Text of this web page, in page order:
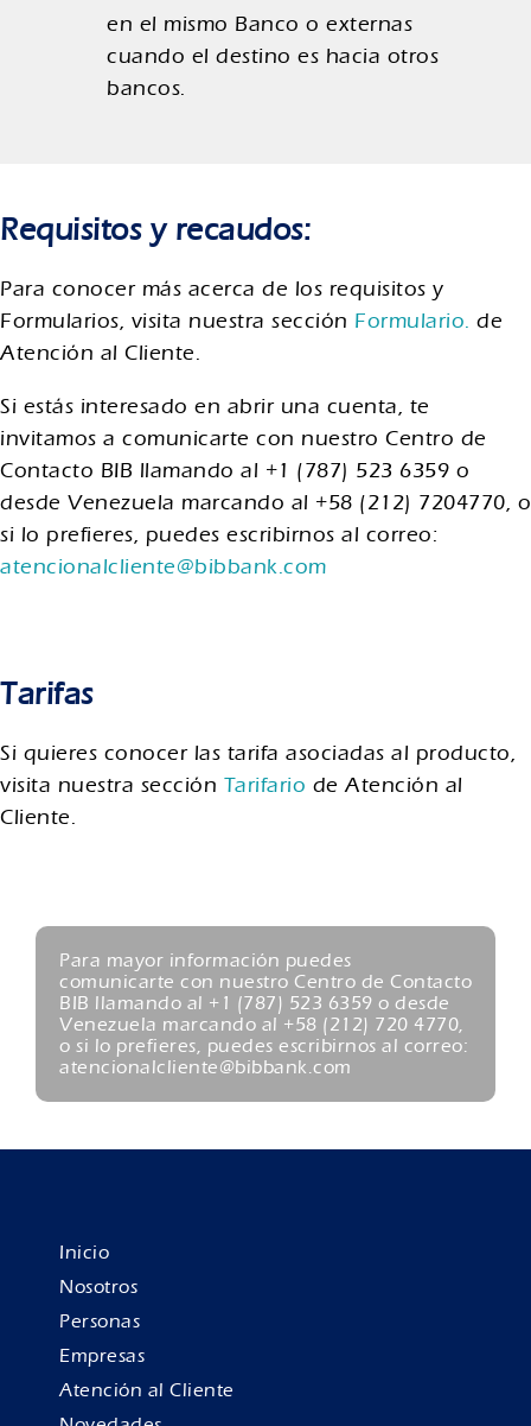
en el mismo Banco o externas
cuando el destino es hacia otros
bancos.
Requisitos y recaudos:
Para conocer más acerca de los requisitos y
Formularios, visita nuestra sección Formulario. de
Atención al Cliente.
Si estás interesado en abrir una cuenta, te
invitamos a comunicarte con nuestro Centro de
Contacto BIB llamando al +1 (787) 523 6359 o
desde Venezuela marcando al +58 (212) 7204770, o
si lo prefieres, puedes escribirnos al correo:
atencionalcliente@bibbank.com
Tarifas
Si quieres conocer las tarifa asociadas al producto,
visita nuestra sección Tarifario de Atención al
Cliente.
Para mayor información puedes
comunicarte con nuestro Centro de Contacto
BIB llamando al +1 (787) 523 6359 o desde
Venezuela marcando al +58 (212) 720 4770,
o si lo prefieres, puedes escribirnos al correo:
atencionalcliente@bibbank.com
Inicio
Nosotros
Personas
Empresas
Atención al Cliente